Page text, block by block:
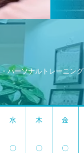
パーソナルトレーニング
水 木 金
〇 〇 〇